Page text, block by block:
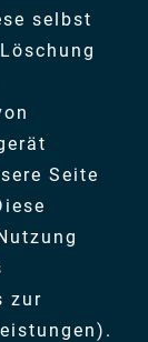
selbst
Seite
zur